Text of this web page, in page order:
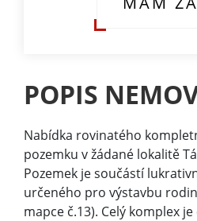
POPIS
Nabídka rovinatého
pozemku v žádané lokalitě
Pozemek je součástí
určeného pro výstavbu
mapce č.13). Celý komplex